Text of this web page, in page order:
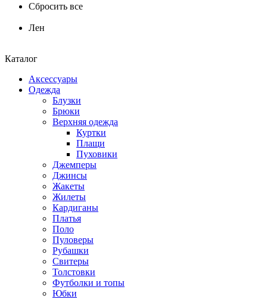
Сбросить все
Лен
Каталог
Аксессуары
Одежда
Блузки
Брюки
Верхняя одежда
Куртки
Плащи
Пуховики
Джемперы
Джинсы
Жакеты
Жилеты
Кардиганы
Платья
Поло
Пуловеры
Рубашки
Свитеры
Толстовки
Футболки и топы
Юбки